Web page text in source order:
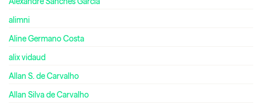
alimni
Aline Germano Costa
alix vidaud
Allan S. de Carvalho
Allan Silva de Carvalho